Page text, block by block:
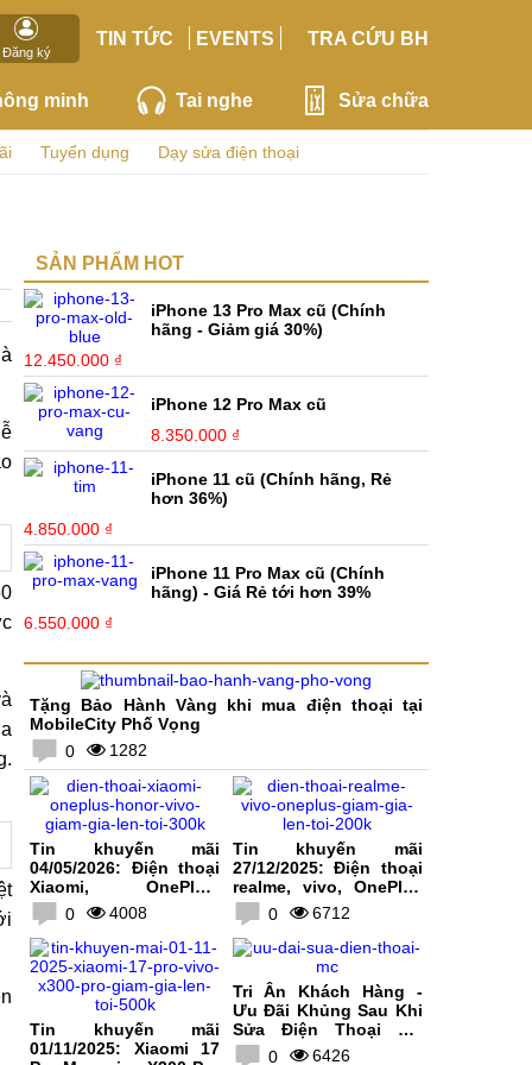
Đăng ký
TIN TỨC EVENTS TRA CỨU BH
minh Tai nghe Sửa chữa
Tuyển dụng Dạy sửa điện thoại
SẢN PHẨM HOT
iPhone 13 Pro Max cũ (Chính
hãng - Giảm giá 30%)
12.450.000 ₫
iPhone 12 Pro Max cũ
8.350.000 ₫
iPhone 11 cũ (Chính hãng, Rẻ
hơn 36%)
4.850.000 ₫
iPhone 11 Pro Max cũ (Chính
hãng) - Giá Rẻ tới hơn 39%
6.550.000 ₫
Tặng Bảo Hành Vàng khi mua điện thoại tại
MobileCity Phố Vọng
0
1282
Tin khuyến mãi
04/05/2026: Điện thoại
Xiaomi, OnePlus,
HONOR, vivo giảm giá
lên tới 300K
0 4008
Tin khuyến mãi
27/12/2025: Điện thoại
realme, vivo, OnePlus
giảm giá lên tới 200K
0 6712
Tin khuyến mãi
01/11/2025: Xiaomi 17
Tri Ân Khách Hàng -
Ưu Đãi Khủng Sau Khi
Sửa Điện Thoại Tại
MobileCity
0 6426